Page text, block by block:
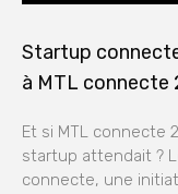
Startup
à MTL connecte
Et si MTL connecte
startup attendait ?
connecte, une